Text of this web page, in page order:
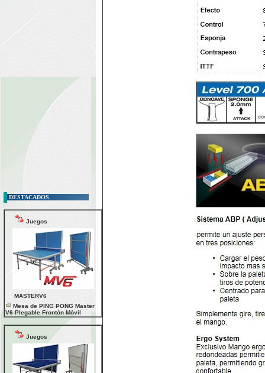
DESTACADOS
Juegos
MASTERV6
Mesa de PING PONG Master
V6 Plegable Frontón Móvil
Juegos